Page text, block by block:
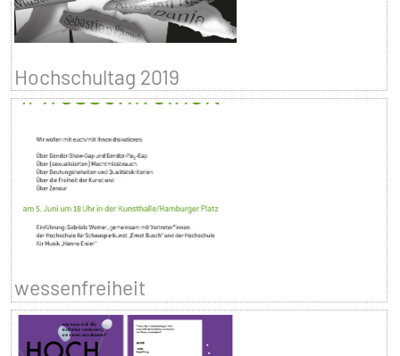
Hochschultag 2019
wessenfreiheit